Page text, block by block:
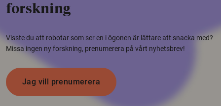
forskning
Visste du att robotar som ser en i ögonen är lättare att snacka med?
Missa ingen ny forskning, prenumerera på vårt nyhetsbrev!
Jag vill prenumerera